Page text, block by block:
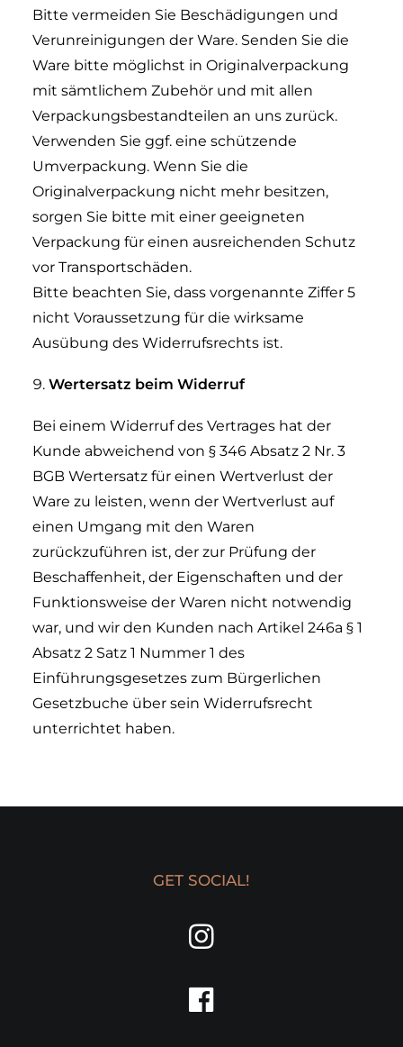
Bitte vermeiden Sie Beschädigungen und
Verunreinigungen der Ware. Senden Sie die
Ware bitte möglichst in Originalverpackung
mit sämtlichem Zubehör und mit allen
Verpackungsbestandteilen an uns zurück.
Verwenden Sie ggf. eine schützende
Umverpackung. Wenn Sie die
Originalverpackung nicht mehr besitzen,
sorgen Sie bitte mit einer geeigneten
Verpackung für einen ausreichenden Schutz
vor Transportschäden.
Bitte beachten Sie, dass vorgenannte Ziffer 5
nicht Voraussetzung für die wirksame
Ausübung des Widerrufsrechts ist.
Wertersatz beim Widerruf
Bei einem Widerruf des Vertrages hat der
Kunde abweichend von § 346 Absatz 2 Nr. 3
BGB Wertersatz für einen Wertverlust der
Ware zu leisten, wenn der Wertverlust auf
einen Umgang mit den Waren
zurückzuführen ist, der zur Prüfung der
Beschaffenheit, der Eigenschaften und der
Funktionsweise der Waren nicht notwendig
war, und wir den Kunden nach Artikel 246a § 1
Absatz 2 Satz 1 Nummer 1 des
Einführungsgesetzes zum Bürgerlichen
Gesetzbuche über sein Widerrufsrecht
unterrichtet haben.
GET SOCIAL!